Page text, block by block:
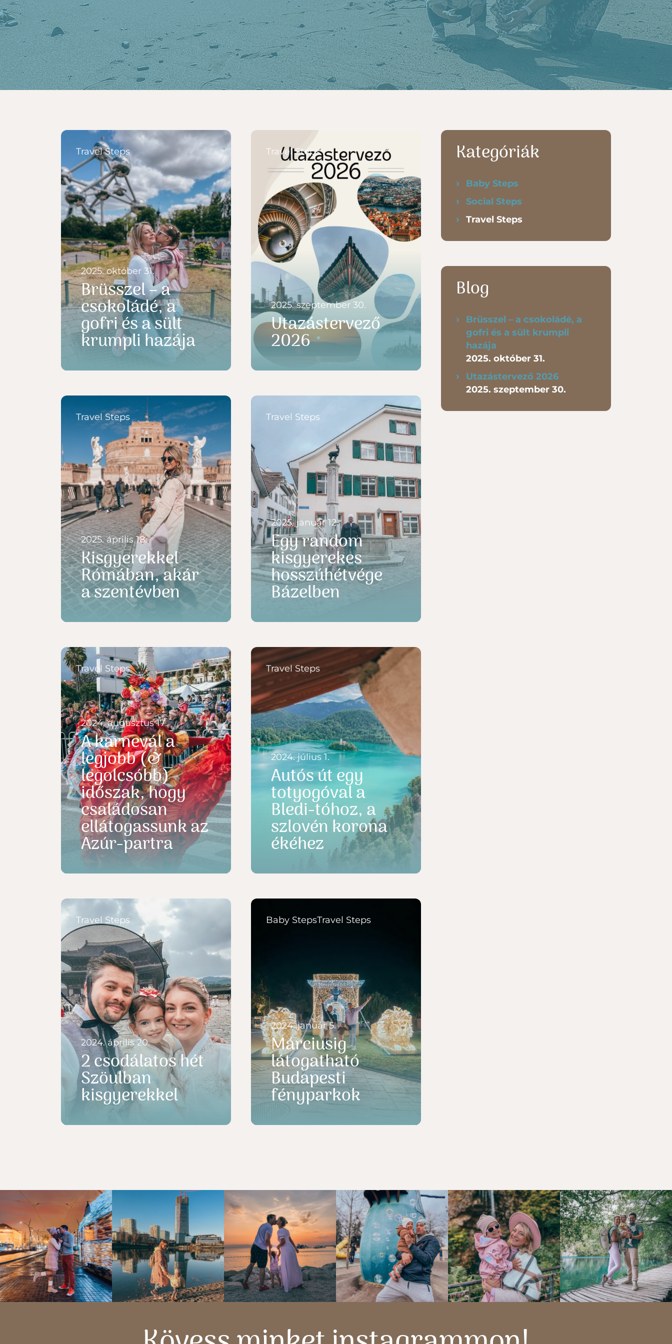
Travel Steps
2025. október 31.
Brüsszel – a
csokoládé, a
gofri és a sült
krumpli hazája
Travel Steps
2025. szeptember 30.
Utazástervező
2026
Travel Steps
2025. április 18.
Kisgyerekkel
Rómában, akár
a szentévben
Travel Steps
2025. január 12.
Egy random
kisgyerekes
hosszúhétvége
Bázelben
Travel Steps
2024. augusztus 17.
A karnevál a
legjobb (&
legolcsóbb)
időszak, hogy
családosan
ellátogassunk az
Azúr-partra
Travel Steps
2024. július 1.
Autós út egy
totyogóval a
Bledi-tóhoz, a
szlovén korona
ékéhez
Travel Steps
2024. április 20.
2 csodálatos hét
Szöulban
kisgyerekkel
Baby StepsTravel Steps
2024. január 5.
Márciusig
látogatható
Budapesti
fényparkok
Kategóriák
Baby Steps
Social Steps
Travel Steps
Blog
Brüsszel – a csokoládé, a
gofri és a sült krumpli
hazája
2025. október 31.
Utazástervező 2026
2025. szeptember 30.